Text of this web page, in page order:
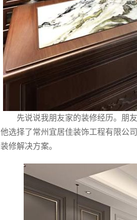
先说说我朋友家的装修经历。朋
他选择了常州宜居佳装饰工程有限公
装修解决方案。